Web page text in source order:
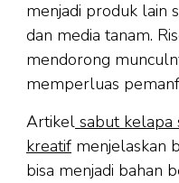
menjadi produk lain
dan media tanam.
mendorong
memperluas
Artikel sabut kelapa
kreatif menjelaskan
bisa menjadi bahan